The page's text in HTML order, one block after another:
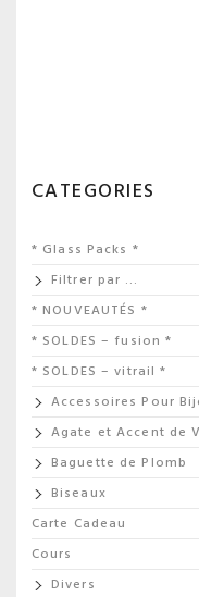
CATEGORIES
* Glass Packs *
Filtrer par …
* NOUVEAUTÉS *
* SOLDES – fusion *
* SOLDES – vitrail *
Accessoires Pour
Agate et Accent de
Baguette de Plomb
Biseaux
Carte Cadeau
Cours
Divers